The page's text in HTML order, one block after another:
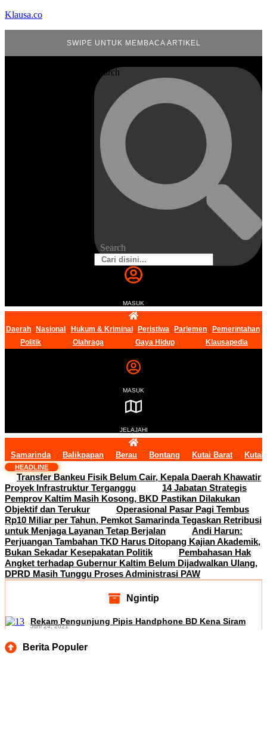
Klausa.co
SWIPE UNTUK MEMBACA ARTIKEL
Search
Search
MASUK
Daerah Nasional Hukum & Kriminal Peristiwa Parlemen
Pemerintahan
Politik
Olahraga Gaya Hidup Klausapedia
MASUK
JELAJAHI
Samarinda Balikpapan Berau Bontang Kutai Barat Kutai
HEADLINE
Transfer Bankeu Fisik Belum Cair, Kepala Daerah Khawatir
Proyek Infrastruktur Terganggu
14 Jabatan Strategis
Pemprov Kaltim Masih Kosong, BKD Pastikan Dilakukan
Objektif dan Terukur
Operasional Pasar Pagi Tembus
Rp10 Miliar per Tahun, Pemkot Samarinda Tegaskan Retribusi
untuk Menjaga Layanan Tetap Berjalan
Andi Harun:
Perjuangan Tambahan TKD Harus Ditopang Kajian Akademik,
Bukan Sekadar Kesepakatan Politik
Pembahasan Hak
Angket terhadap Gubernur Kaltim Belum Dijadwalkan Ulang,
DPRD Masih Tunggu Proses Administrasi PAW
Ngintip
Rekam Pengunjung Pipis Handphone BD Kena Siram
Juni 24, 2021
Berita Populer